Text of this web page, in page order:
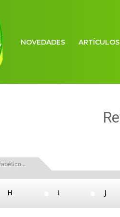
NOVEDADES ARTÍCULOS
H I J